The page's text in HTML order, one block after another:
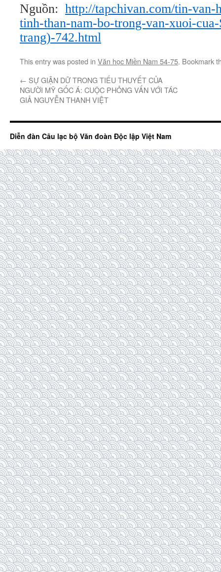
Nguồn: http://tapchivan.com/tin-van-
tinh-than-nam-bo-trong-van-xuoi-
trang)-742.html
This entry was posted in Văn học Miền Nam 54-75. Bookmark
← SỰ GIẬN DỮ TRONG TIỂU THUYẾT CỦA
NGƯỜI MỸ GỐC Á: CUỘC PHỎNG VẤN VỚI TÁC
GIẢ NGUYỄN THANH VIỆT
Diễn đàn Câu lạc bộ Văn đoàn Độc lập Việt Nam